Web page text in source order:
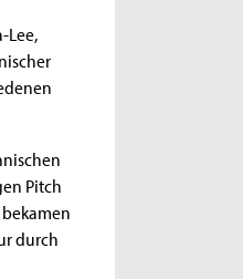
Lee,
Pitch
durch